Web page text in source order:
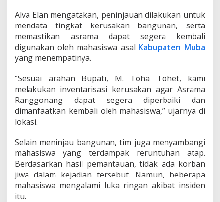
g
u
n
g
u
n
T
a
n
Alva Elan mengatakan, peninjauan dilakukan untuk
mendata tingkat kerusakan bangunan, serta
memastikan asrama dapat segera kembali
digunakan oleh mahasiswa asal Kabupaten Muba
yang menempatinya.
“Sesuai arahan Bupati, M. Toha Tohet, kami
melakukan inventarisasi kerusakan agar Asrama
Ranggonang dapat segera diperbaiki dan
dimanfaatkan kembali oleh mahasiswa,” ujarnya di
lokasi.
Selain meninjau bangunan, tim juga menyambangi
mahasiswa yang terdampak reruntuhan atap.
Berdasarkan hasil pemantauan, tidak ada korban
jiwa dalam kejadian tersebut. Namun, beberapa
mahasiswa mengalami luka ringan akibat insiden
itu.